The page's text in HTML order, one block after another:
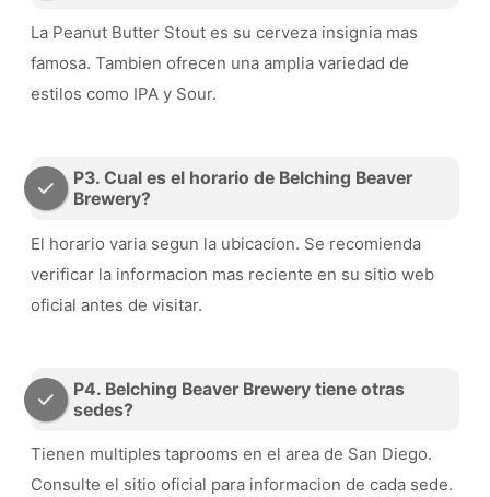
La Peanut Butter Stout es su cerveza insignia mas
famosa. Tambien ofrecen una amplia variedad de
estilos como IPA y Sour.
P3. Cual es el horario de Belching Beaver
Brewery?
El horario varia segun la ubicacion. Se recomienda
verificar la informacion mas reciente en su sitio web
oficial antes de visitar.
P4. Belching Beaver Brewery tiene otras
sedes?
Tienen multiples taprooms en el area de San Diego.
Consulte el sitio oficial para informacion de cada sede.